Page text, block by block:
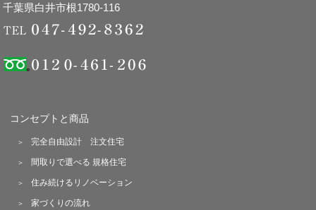
千葉県白井市根1780-116
コンセプトと商品
完全自由設計 注文住宅
間取りで選べる 規格住宅
住み続けるリノベーション
家づくりの流れ